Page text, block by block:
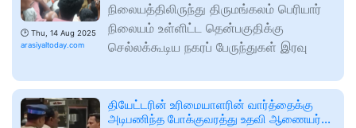
🕑 Thu, 14 Aug 2025
arasiyaltoday.com
நிலையத்திலிருந்து திருமங்கலம் பெரியார்
நிலையம் உள்ளிட்ட தென்பகுதிக்கு
செல்லக்கூடிய நகரப் பேருந்துகள் இரவு
தியேட்டரின் உரிமையாளரின் வார்த்தைக்கு
அடிபணிந்த போக்குவரத்து உதவி ஆணையர்…